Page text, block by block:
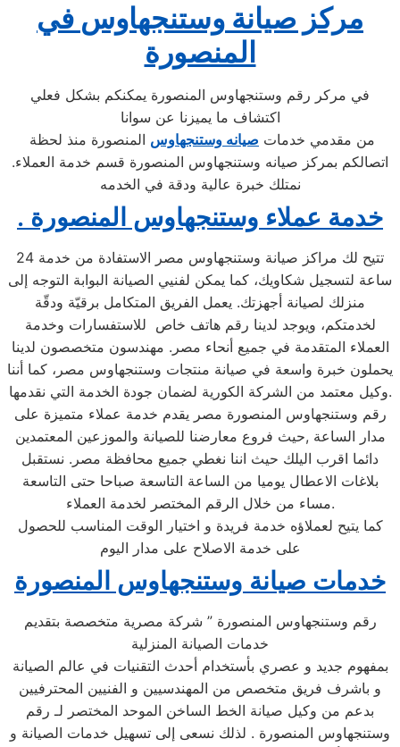
مركز صيانة وستنجهاوس في
المنصورة
في مركر رقم وستنجهاوس المنصورة يمكنكم بشكل فعلي
اكتشاف ما يميزنا عن سوانا
من مقدمي خدمات صيانه وستنجهاوس المنصورة منذ لحظة
اتصالكم بمركز صيانه وستنجهاوس المنصورة قسم خدمة العملاء.
نمتلك خبرة عالية ودقة في الخدمه
. خدمة عملاء وستنجهاوس المنصورة
تتيح لك مراكز صيانة وستنجهاوس مصر الاستفادة من خدمة 24
ساعة لتسجيل شكاويك، كما يمكن لفنيي الصيانة البوابة التوجه إلى
منزلك لصيانة أجهزتك. يعمل الفريق المتكامل برقيّة ودقّة
لخدمتكم، ويوجد لدينا رقم هاتف خاص للاستفسارات وخدمة
العملاء المتقدمة في جميع أنحاء مصر. مهندسون متخصصون لدينا
يحملون خبرة واسعة في صيانة منتجات وستنجهاوس مصر، كما أننا
وكيل معتمد من الشركة الكورية لضمان جودة الخدمة التي نقدمها.
رقم وستنجهاوس المنصورة مصر يقدم خدمة عملاء متميزة على
مدار الساعة ,حيث فروع معارضنا للصيانة والموزعين المعتمدين
دائما اقرب اليلك حيث اننا نغطي جميع محافظة مصر. نستقبل
بلاغات الاعطال يوميا من الساعة التاسعة صباحا حتى التاسعة
مساء من خلال الرقم المختصر لخدمة العملاء.
كما يتيح لعملاؤه خدمة فريدة و اختيار الوقت المناسب للحصول
على خدمة الاصلاح على مدار اليوم
خدمات صيانة وستنجهاوس المنصورة
رقم وستنجهاوس المنصورة ” شركة مصرية متخصصة بتقديم
خدمات الصيانة المنزلية
بمفهوم جديد و عصري بأستخدام أحدث التقنيات في عالم الصيانة
و باشرف فريق متخصص من المهندسيين و الفنيين المحترفيين
بدعم من وكيل صيانة الخط الساخن الموحد المختصر لـ رقم
وستنجهاوس المنصورة . لذلك نسعى إلى تسهيل خدمات الصيانة و